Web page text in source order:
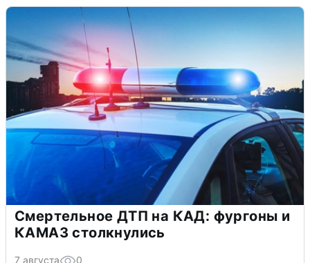
Смертельное ДТП на КАД: фургоны и
КАМАЗ столкнулись
7 августа 0